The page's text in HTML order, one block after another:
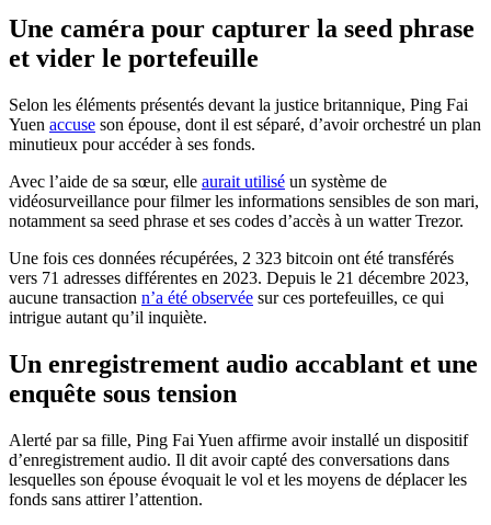
Une caméra pour capturer la seed phrase
et vider le portefeuille
Selon les éléments présentés devant la justice britannique, Ping Fai
Yuen accuse son épouse, dont il est séparé, d’avoir orchestré un plan
minutieux pour accéder à ses fonds.
Avec l’aide de sa sœur, elle aurait utilisé un système de
vidéosurveillance pour filmer les informations sensibles de son mari,
notamment sa seed phrase et ses codes d’accès à un watter Trezor.
Une fois ces données récupérées, 2 323 bitcoin ont été transférés
vers 71 adresses différentes en 2023. Depuis le 21 décembre 2023,
aucune transaction n’a été observée sur ces portefeuilles, ce qui
intrigue autant qu’il inquiète.
Un enregistrement audio accablant et une
enquête sous tension
Alerté par sa fille, Ping Fai Yuen affirme avoir installé un dispositif
d’enregistrement audio. Il dit avoir capté des conversations dans
lesquelles son épouse évoquait le vol et les moyens de déplacer les
fonds sans attirer l’attention.